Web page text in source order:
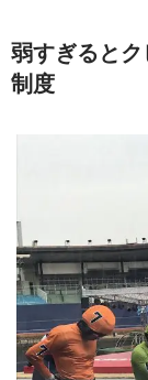
弱すぎると
制度